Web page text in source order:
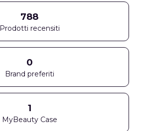
788
Prodotti recensiti
0
Brand preferiti
1
MyBeauty Case